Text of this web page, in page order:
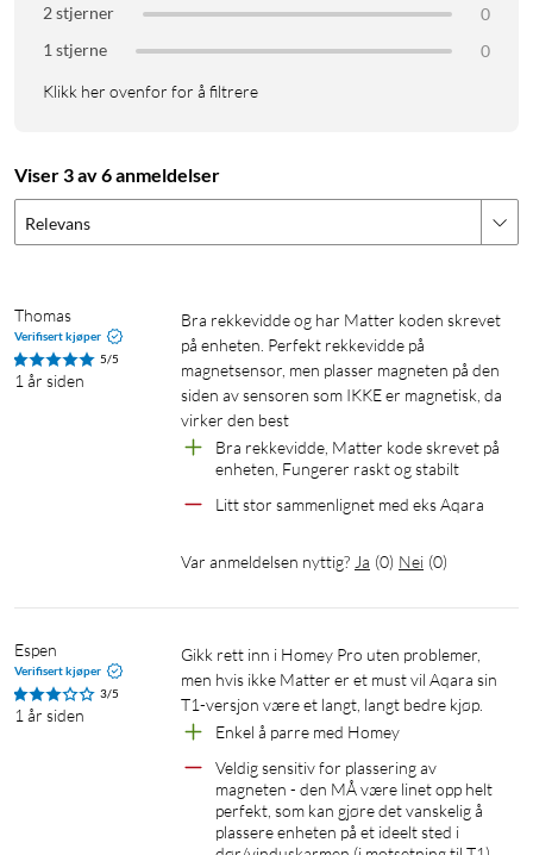
2 stjerner
0
1 stjerne
0
Klikk her ovenfor for å filtrere
Viser 3 av 6 anmeldelser
Relevans
Thomas
Verifisert kjøper
5/5
1 år siden
Bra rekkevidde og har Matter koden skrevet
på enheten. Perfekt rekkevidde på
magnetsensor, men plasser magneten på den
siden av sensoren som IKKE er magnetisk, da
virker den best
Bra rekkevidde, Matter kode skrevet på
enheten, Fungerer raskt og stabilt
Litt stor sammenlignet med eks Aqara
Var anmeldelsen nyttig? Ja (0) Nei (0)
Espen
Verifisert kjøper
3/5
1 år siden
Gikk rett inn i Homey Pro uten problemer,
men hvis ikke Matter er et must vil Aqara sin
T1-versjon være et langt, langt bedre kjøp.
Enkel å parre med Homey
Veldig sensitiv for plassering av
magneten - den MÅ være linet opp helt
perfekt, som kan gjøre det vanskelig å
plassere enheten på et ideelt sted i